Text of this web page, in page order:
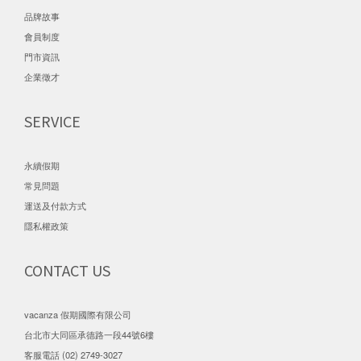
品牌故事
會員制度
門市資訊
企業徵才
SERVICE
永續假期
常見問題
運送及付款方式
隱私權政策
CONTACT US
vacanza 假期國際有限公司
台北市大同區承德路一段44號6樓
客服電話 (02) 2749-3027